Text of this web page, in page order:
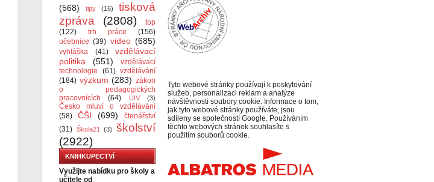
(568)
tipy (16)
tisková
zpráva
(2808)
top
(122)
trh práce
(156)
učebnice (39) video (685)
vyhláška (41)
vzdělávací
politika
(551)
vzdělávací
technologie
(61) vzdělávání
(184) výzkum (283) zákon
o pedagogických
pracovnících
(64) ÚIV (3)
Česko mluví o vzdělávání
(58)
ČŠI (699)
čtenářství
(31) Škola21 (3)
školství
(2922)
KNIHKUPECTVÍ
Využijte nabídku pro školy a
učitele od
Tyto webové stránky používají k poskytování
služeb, personalizaci reklam a analýze
návštěvnosti soubory cookie. Informace o tom,
jak tyto webové stránky používáte, jsou
sdíleny se společností Google. Používáním
těchto webových stránek souhlasíte s
použitím souborů cookie.